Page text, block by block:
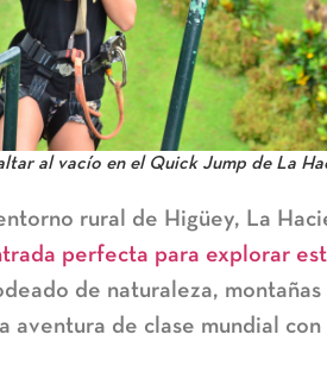
al vacío en el Quick Jump de La
rural de Higüey, La
perfecta para explorar
de naturaleza,
aventura de clase mundial